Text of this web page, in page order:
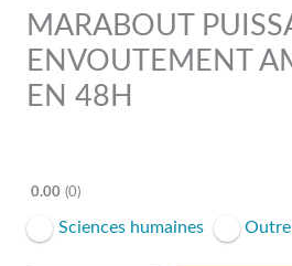
MARABOUT
ENVOUTEMENT
EN 48H
0.00 0
Sciences humaines